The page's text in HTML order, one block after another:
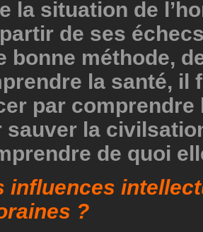
la situation de
de ses
bonne méthode,
la santé, il
par comprendre
sauver la
de quoi
influences
?